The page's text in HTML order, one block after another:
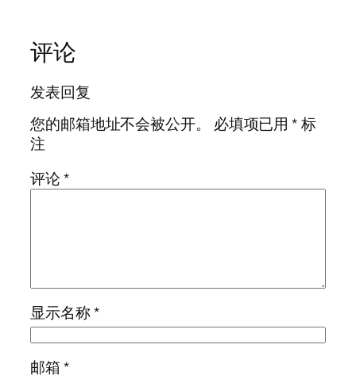
评论
发表回复
您的邮箱地址不会被公开。
必填项已用*标
注
评论*
显示名称*
邮箱*